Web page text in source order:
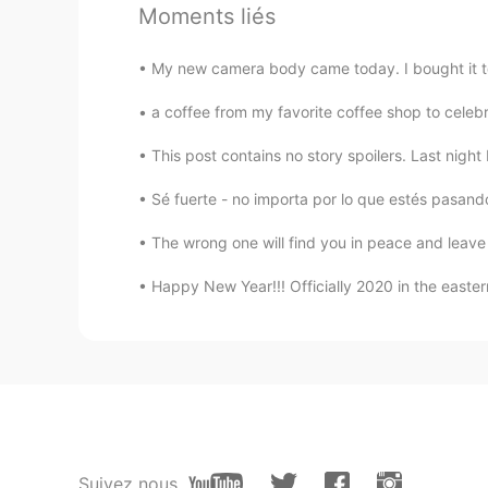
valencianos. Hay un libro escrito
mismos' que describe como eran
"Lo que estereotipa ó mas bien
primeros; lomo de cerdo, costillas,
cual queda cerrado el catálogo
le echaban chorizo a sus paellas.
https://archive.org/details/
sanjay
Moments liés
My new camera body came today. I bought it
a coffee from my favorite coffee shop to
This post contains no story spoilers. Last
Sé fuerte - no importa por lo que estés
The wrong one will find you in peace and
Happy New Year!!! Officially 2020 in the
Suivez nous